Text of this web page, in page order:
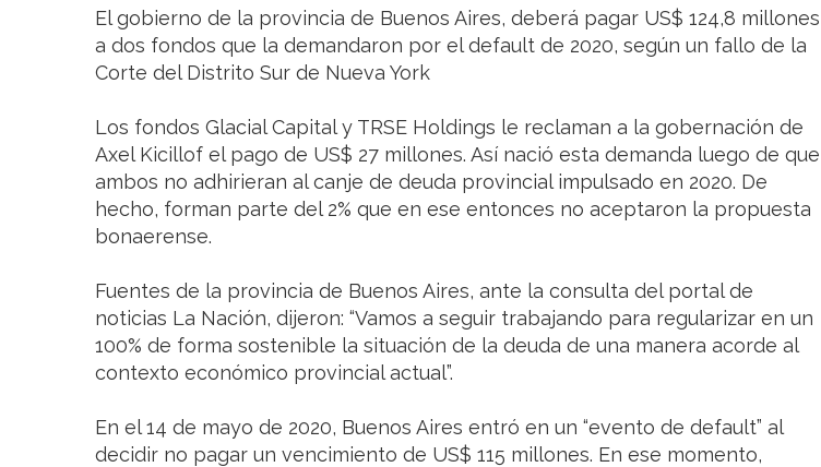
El gobierno de la provincia de Buenos Aires, deberá pagar US$ 124,8 millones
a dos fondos que la demandaron por el default de 2020, según un fallo de la
Corte del Distrito Sur de Nueva York
Los fondos Glacial Capital y TRSE Holdings le reclaman a la gobernación de
Axel Kicillof el pago de US$ 27 millones. Así nació esta demanda luego de que
ambos no adhirieran al canje de deuda provincial impulsado en 2020. De
hecho, forman parte del 2% que en ese entonces no aceptaron la propuesta
bonaerense.
Fuentes de la provincia de Buenos Aires, ante la consulta del portal de
noticias La Nación, dijeron: “Vamos a seguir trabajando para regularizar en un
100% de forma sostenible la situación de la deuda de una manera acorde al
contexto económico provincial actual”.
En el 14 de mayo de 2020, Buenos Aires entró en un “evento de default” al
decidir no pagar un vencimiento de US$ 115 millones. En ese momento,